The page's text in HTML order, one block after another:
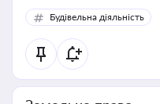
Будівельна діяльність